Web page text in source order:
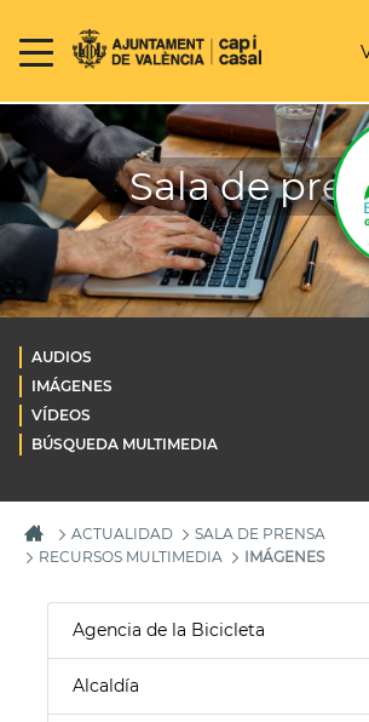
Sala de
AUDIOS
IMÁGENES
VÍDEOS
BÚSQUEDA MULTIMEDIA
ACTUALIDAD
SALA DE PRENSA
RECURSOS MULTIMEDIA
IMÁGENES
Agencia de la Bicicleta
Alcaldía